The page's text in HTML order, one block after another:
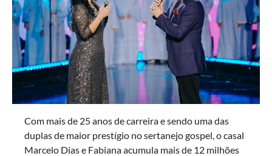
Com mais de 25 anos de carreira e sendo uma das
duplas de maior prestígio no sertanejo gospel, o casal
Marcelo Dias e Fabiana acumula mais de 12 milhões